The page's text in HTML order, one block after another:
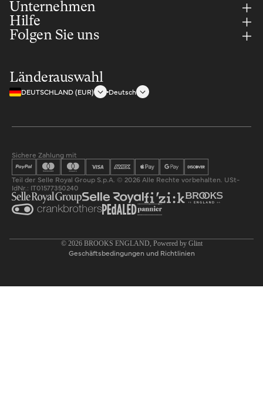
Unternehmen
Hilfe
Folgen Sie uns
Länderauswahl
DEUTSCHLAND (EUR) Deutsch
Sichere Zahlung mit
Teil der Selle Royal Group S.p.A. © 2026 Alle Rechte vorbehalten. USt-
IdNr.: IT01577350240
© 2026 BROOKS ENGLAND, Powered by Glint
Geschäftsbedingungen und Richtlinien